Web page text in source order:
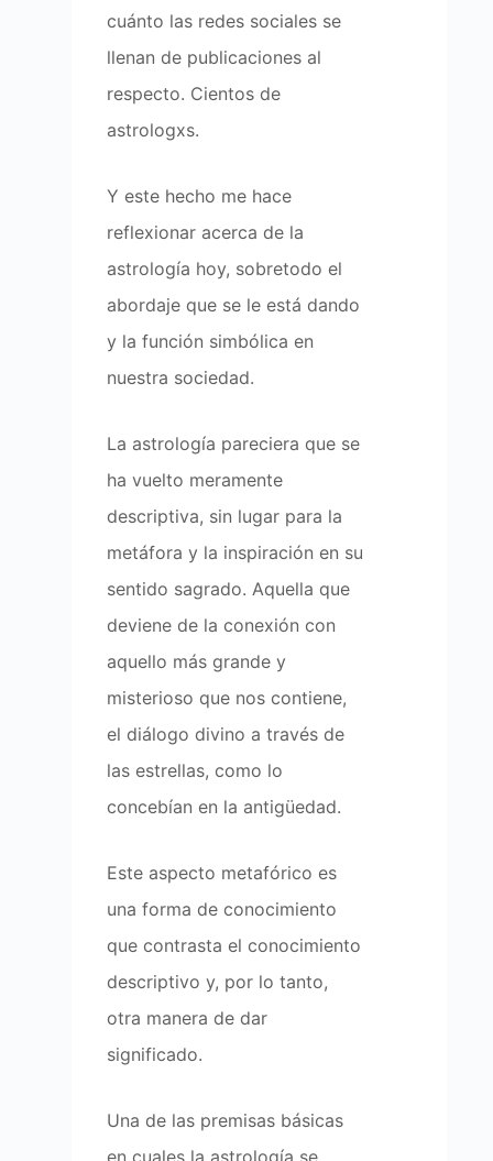
cuánto las redes sociales se
llenan de publicaciones al
respecto. Cientos de
astrologxs.
Y este hecho me hace
reflexionar acerca de la
astrología hoy, sobretodo el
abordaje que se le está dando
y la función simbólica en
nuestra sociedad.
La astrología pareciera que se
ha vuelto meramente
descriptiva, sin lugar para la
metáfora y la inspiración en su
sentido sagrado. Aquella que
deviene de la conexión con
aquello más grande y
misterioso que nos contiene,
el diálogo divino a través de
las estrellas, como lo
concebían en la antigüedad.
Este aspecto metafórico es
una forma de conocimiento
que contrasta el conocimiento
descriptivo y, por lo tanto,
otra manera de dar
significado.
Una de las premisas básicas
en cuales la astrología se